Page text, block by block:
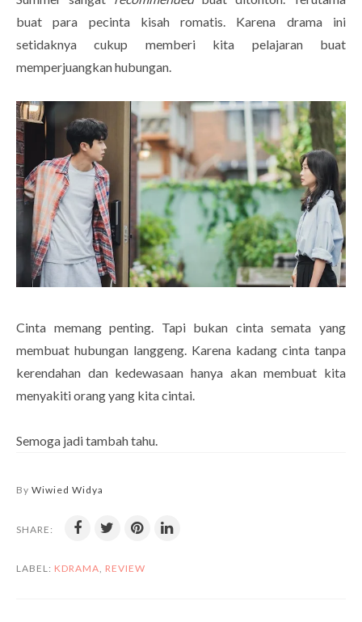
buat para pecinta kisah romatis. Karena drama ini
setidaknya cukup memberi kita pelajaran buat
memperjuangkan hubungan.
Cinta memang penting. Tapi bukan cinta semata yang
membuat hubungan langgeng. Karena kadang cinta tanpa
kerendahan dan kedewasaan hanya akan membuat kita
menyakiti orang yang kita cintai.
Semoga jadi tambah tahu.
By Wiwied Widya
SHARE:
LABEL: KDRAMA REVIEW